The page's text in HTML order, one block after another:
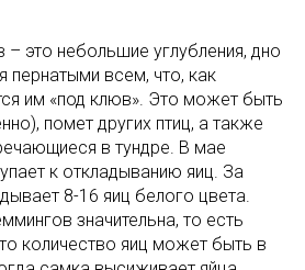
– это небольшие углубления, дно
пернатыми всем, что, как
им «под клюв». Это может быть
помет других птиц, а также
в тундре. В мае
к откладыванию яиц. За
8-16 яиц белого цвета.
значительна, то есть
количество яиц может быть в